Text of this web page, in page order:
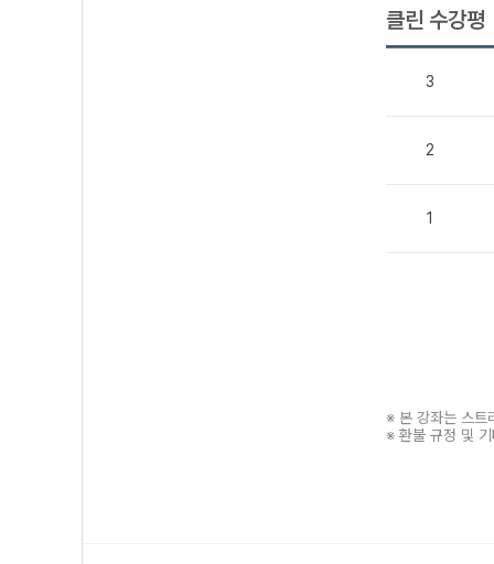
클린 수강평
3
2
1
※ 본 강좌는 스트
※ 환불 규정 및